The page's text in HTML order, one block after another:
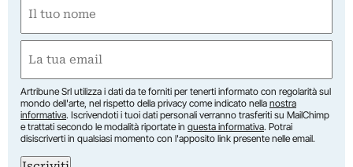
(Obbligatorio)
Nome
(Obbligatorio)
Artribune Srl utilizza i dati da te forniti per tenerti informato con regolarità sul
mondo dell'arte, nel rispetto della privacy come indicato nella nostra
informativa. Iscrivendoti i tuoi dati personali verranno trasferiti su MailChimp
e trattati secondo le modalità riportate in questa informativa. Potrai
disiscriverti in qualsiasi momento con l'apposito link presente nelle email.